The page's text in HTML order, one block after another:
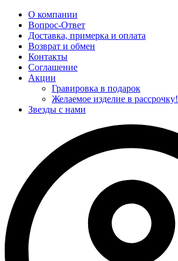
О компании
Вопрос-Ответ
Доставка, примерка и оплата
Возврат и обмен
Контакты
Соглашение
Акции
Гравировка в подарок
Желаемое изделие в рассрочку!
Звезды с нами